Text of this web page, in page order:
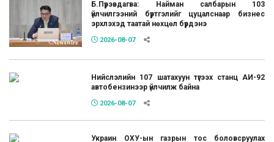
Б.Пүрэвдагва: Найман салбарын 103
үйлчилгээний бүртгэлийг цуцалснаар бизнес
эрхлэхэд таатай нөхцөл бүрдэнэ
2026-08-07
Нийслэлийн 107 шатахуун түгээх станц АИ-92
автобензинээр үйлчилж байна
2026-08-07
Украин ОХУ-ын газрын тос боловсруулах